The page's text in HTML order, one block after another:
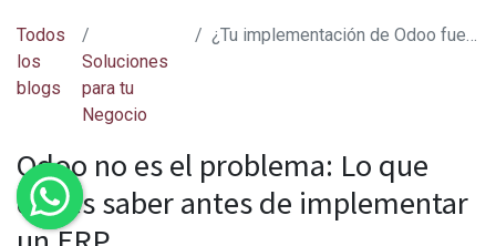
Todos
los
blogs
Soluciones
para tu
Negocio
¿Tu implementación de Odoo fue un desastre? El problema podría no ser Odoo…
Odoo no es el problema: Lo que
debes saber antes de implementar